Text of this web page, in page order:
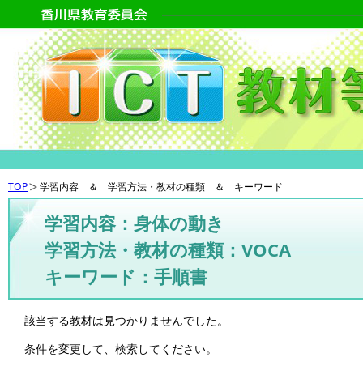
TOP 学習内容 ＆ 学習方法・教材の種類 ＆ キーワード
学習内容：身体の動き
学習方法・教材の種類：VOCA
キーワード：手順書
該当する教材は見つかりませんでした。
条件を変更して、検索してください。